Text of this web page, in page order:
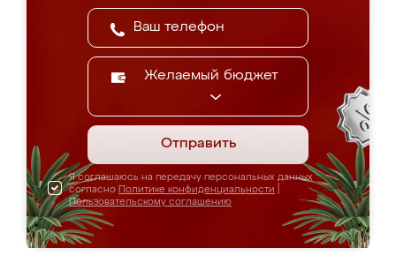
Желаемый бюджет
Отправить
Я соглашаюсь на передачу персональных данных
согласно Политике конфиденциальности
Пользовательскому соглашению